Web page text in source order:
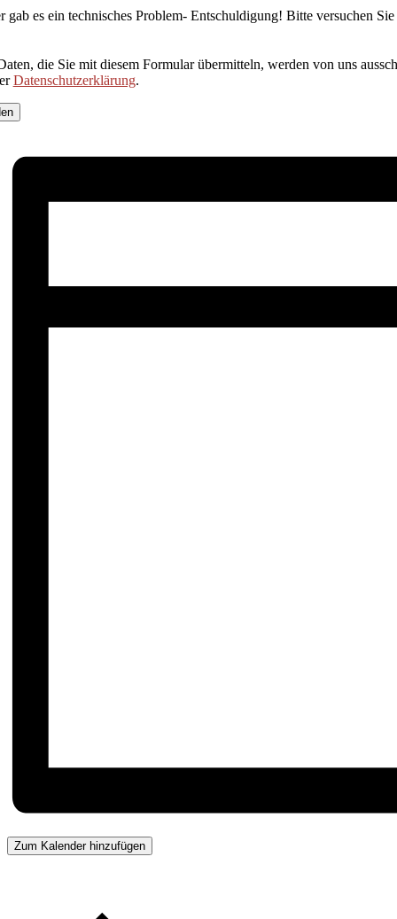
gab es ein technisches Problem- Entschuldigung! Bitte versuchen
die Sie mit diesem Formular übermitteln, werden von uns
Datenschutzerklärung.
Zum Kalender hinzufügen